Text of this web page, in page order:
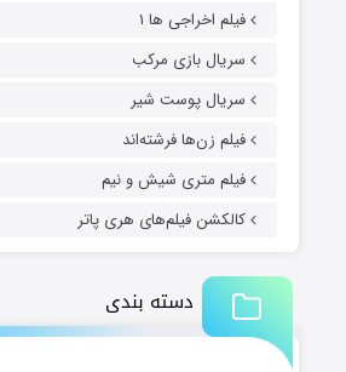
فیلم اخراجی ها ۱
سریال بازی مرکب
سریال پوست شیر
فیلم زن‌ها فرشته‌اند
فیلم متری شیش و نیم
کالکشن فیلم‌های هری پاتر
دسته بندی